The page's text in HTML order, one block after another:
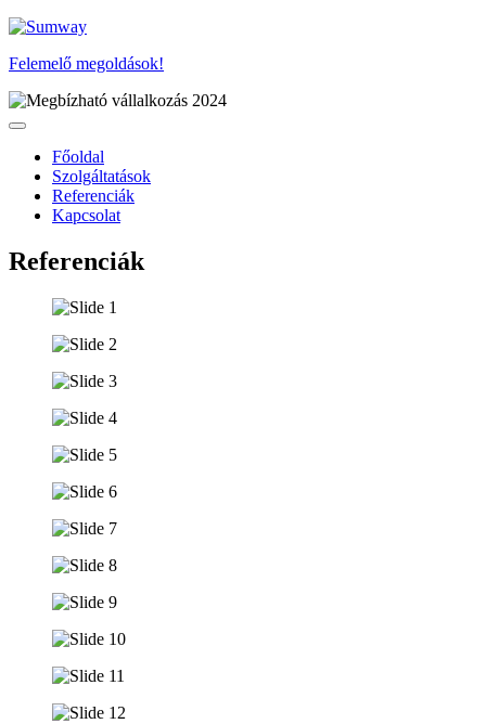
Felemelő megoldások!
Főoldal
Szolgáltatások
Referenciák
Kapcsolat
Referenciák